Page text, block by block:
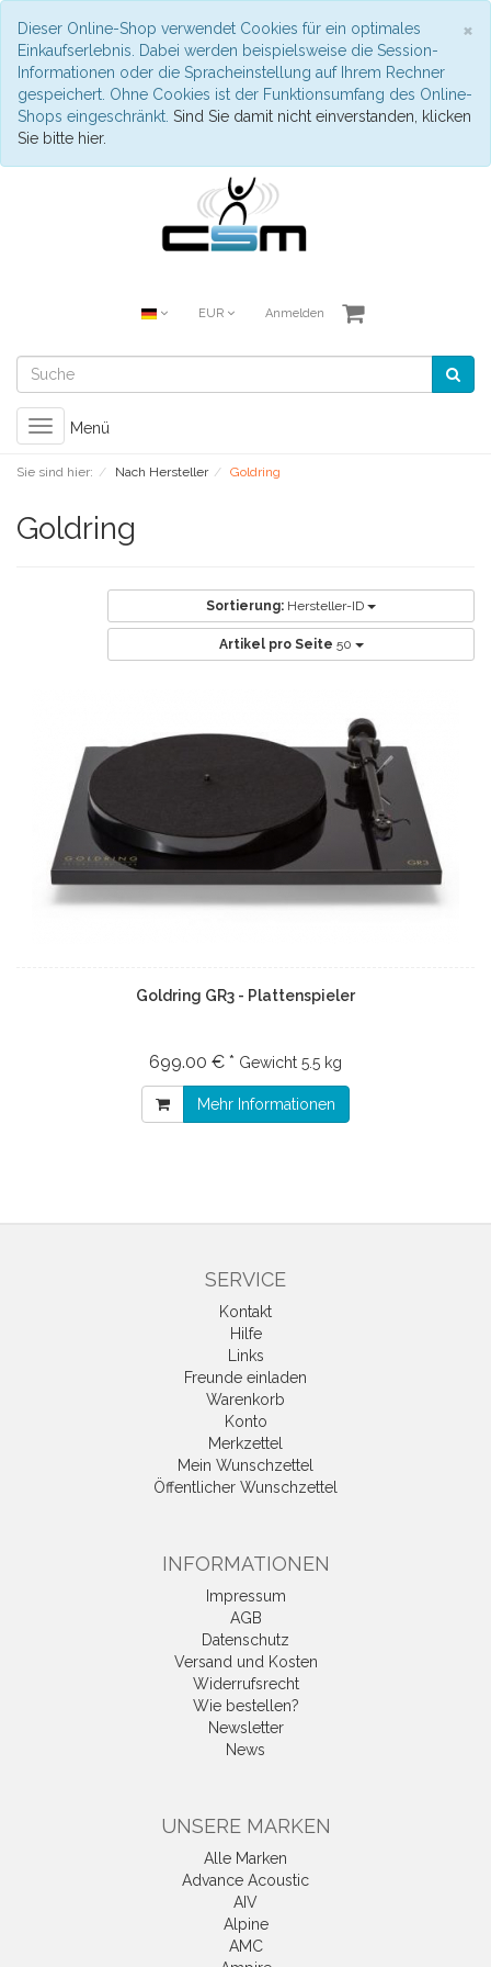
×
Dieser Online-Shop verwendet Cookies für ein optimales
Einkaufserlebnis. Dabei werden beispielsweise die Session-
Informationen oder die Spracheinstellung auf Ihrem Rechner
gespeichert. Ohne Cookies ist der Funktionsumfang des Online-
Shops eingeschränkt. Sind Sie damit nicht einverstanden, klicken
Sie bitte hier.
EUR Anmelden
Toggle
navigation
Menü
Sie sind hier: Nach Hersteller Goldring
Goldring
Sortierung: Hersteller-ID
Artikel pro Seite 50
Goldring GR3 - Plattenspieler
699.00 € * Gewicht 5.5 kg
Mehr Informationen
SERVICE
Kontakt
Hilfe
Links
Freunde einladen
Warenkorb
Konto
Merkzettel
Mein Wunschzettel
Öffentlicher Wunschzettel
INFORMATIONEN
Impressum
AGB
Datenschutz
Versand und Kosten
Widerrufsrecht
Wie bestellen?
Newsletter
News
UNSERE MARKEN
Alle Marken
Advance Acoustic
AIV
Alpine
AMC